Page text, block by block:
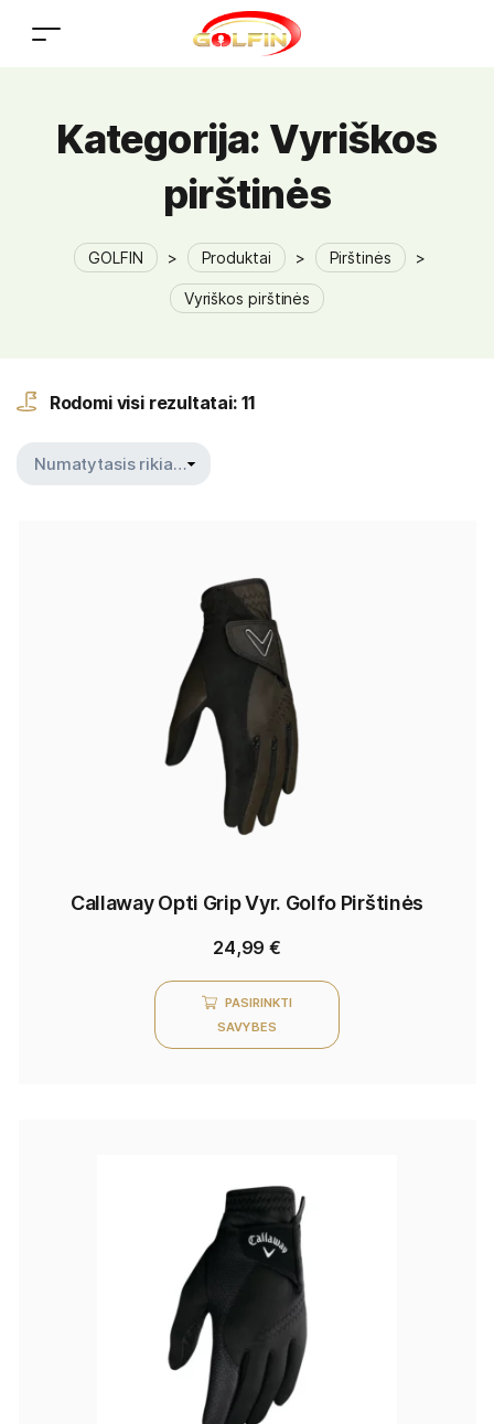
Kategorija: Vyriškos
pirštinės
GOLFIN > Produktai > Pirštinės >
Vyriškos pirštinės
Rodomi visi rezultatai: 11
Callaway Opti Grip Vyr. Golfo Pirštinės
24,99€
PASIRINKTI
SAVYBES